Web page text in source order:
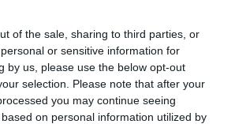
of the sale, sharing to third parties, or
or sensitive information for
by us, please use the below opt-out
selection. Please note that after your
you may continue seeing
on personal information utilized by
έλεγχο στην παγκόσμια αγορά